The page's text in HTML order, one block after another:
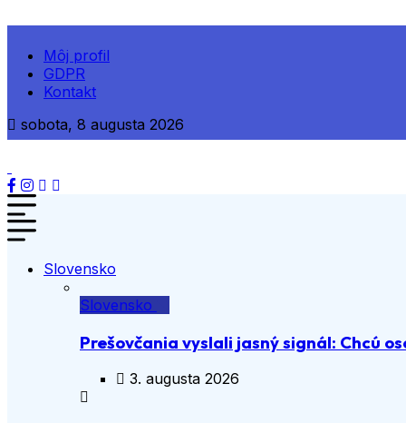
Môj profil
GDPR
Kontakt
sobota, 8 augusta 2026
Slovensko
Slovensko
Prešovčania vyslali jasný signál: Chcú
3. augusta 2026